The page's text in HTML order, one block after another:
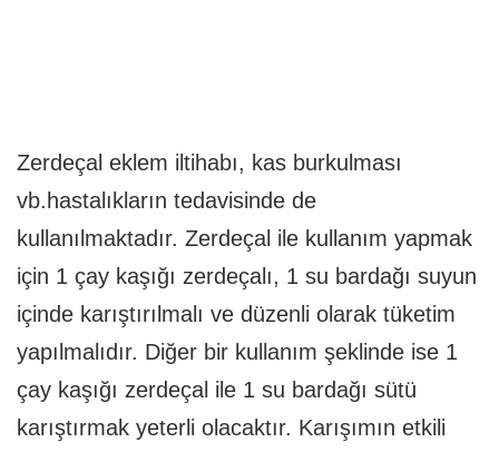
Zerdeçal eklem iltihabı, kas burkulması
vb.hastalıkların tedavisinde de
kullanılmaktadır. Zerdeçal ile kullanım yapmak
için 1 çay kaşığı zerdeçalı, 1 su bardağı suyun
içinde karıştırılmalı ve düzenli olarak tüketim
yapılmalıdır. Diğer bir kullanım şeklinde ise 1
çay kaşığı zerdeçal ile 1 su bardağı sütü
karıştırmak yeterli olacaktır. Karışımın etkili